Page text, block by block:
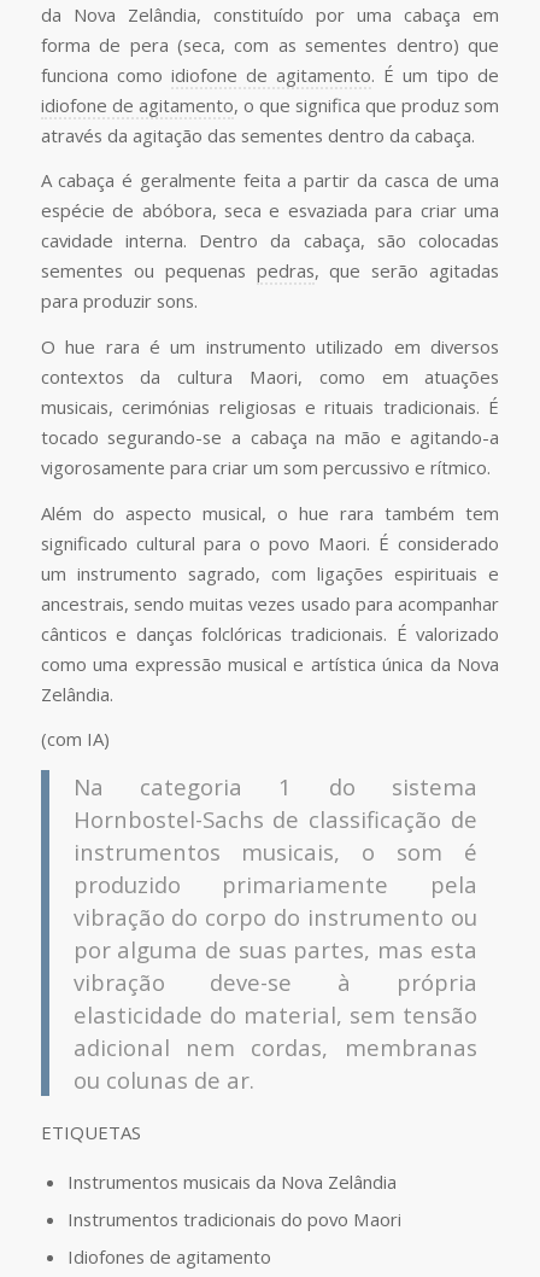
da Nova Zelândia, constituído por uma cabaça em
forma de pera (seca, com as sementes dentro) que
funciona como idiofone de agitamento. É um tipo de
idiofone de agitamento, o que significa que produz som
através da agitação das sementes dentro da cabaça.
A cabaça é geralmente feita a partir da casca de uma
espécie de abóbora, seca e esvaziada para criar uma
cavidade interna. Dentro da cabaça, são colocadas
sementes ou pequenas pedras, que serão agitadas
para produzir sons.
O hue rara é um instrumento utilizado em diversos
contextos da cultura Maori, como em atuações
musicais, cerimónias religiosas e rituais tradicionais. É
tocado segurando-se a cabaça na mão e agitando-a
vigorosamente para criar um som percussivo e rítmico.
Além do aspecto musical, o hue rara também tem
significado cultural para o povo Maori. É considerado
um instrumento sagrado, com ligações espirituais e
ancestrais, sendo muitas vezes usado para acompanhar
cânticos e danças folclóricas tradicionais. É valorizado
como uma expressão musical e artística única da Nova
Zelândia.
(com IA)
Na categoria 1 do sistema
Hornbostel-Sachs de classificação de
instrumentos musicais, o som é
produzido primariamente pela
vibração do corpo do instrumento ou
por alguma de suas partes, mas esta
vibração deve-se à própria
elasticidade do material, sem tensão
adicional nem cordas, membranas
ou colunas de ar.
ETIQUETAS
Instrumentos musicais da Nova Zelândia
Instrumentos tradicionais do povo Maori
Idiofones de agitamento